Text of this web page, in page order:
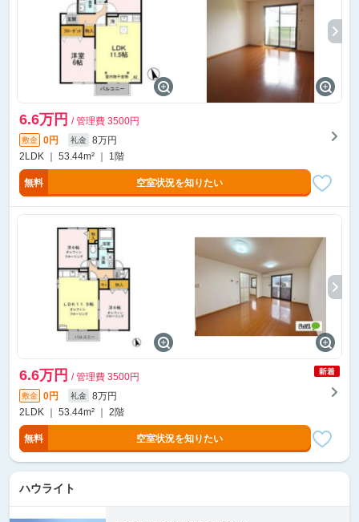
6.6万円 / 管理費 3500円
敷金 0円 礼金
8万円
2LDK ｜ 53.44m² ｜ 1階
無料 空室状況を知りたい
6.6万円 / 管理費 3500円
敷金 0円 礼金
8万円
2LDK ｜ 53.44m² ｜ 2階
無料 空室状況を知りたい
ハウライト